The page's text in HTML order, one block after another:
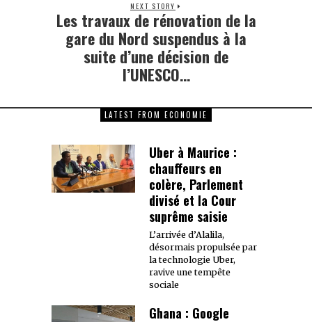
NEXT STORY
Next
Les travaux de rénovation de la
gare du Nord suspendus à la
suite d’une décision de
l’UNESCO…
LATEST FROM ECONOMIE
Uber à Maurice :
chauffeurs en
colère, Parlement
divisé et la Cour
suprême saisie
L’arrivée d’Alalila,
désormais propulsée par
la technologie Uber,
ravive une tempête
sociale
Ghana : Google